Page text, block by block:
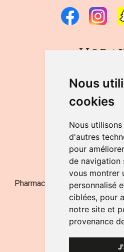
Nous
cookies
Nous
d'autres
pour
de navigation
vous montrer
personnalisé
ciblées, pour
notre site et
provenance
DU LUNDI AU
de 9h à 12h30 et
LE
de 9h à
NOUS
Pharmacie Jufarma - Fatima
Entreprise